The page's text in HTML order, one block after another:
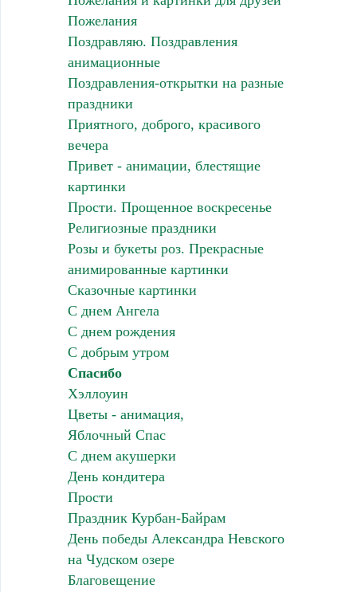
Пожелания
Поздравляю. Поздравления
анимационные
Поздравления-открытки на разные
праздники
Приятного, доброго, красивого
вечера
Привет - анимации, блестящие
картинки
Прости. Прощенное воскресенье
Религиозные праздники
Розы и букеты роз. Прекрасные
анимированные картинки
Сказочные картинки
С днем Ангела
С днем рождения
С добрым утром
Спасибо
Хэллоуин
Цветы - анимация,
Яблочный Спас
С днем акушерки
День кондитера
Прости
Праздник Курбан-Байрам
День победы Александра Невского
на Чудском озере
Благовещение